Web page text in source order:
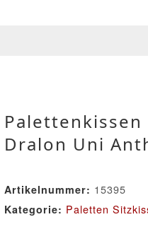
Dralon Uni
Artikelnummer: 15395
Kategorie: Paletten